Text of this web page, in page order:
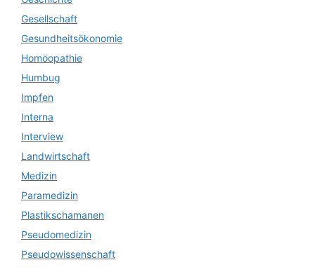
Gesellschaft
Gesundheitsökonomie
Homöopathie
Humbug
Impfen
Interna
Interview
Landwirtschaft
Medizin
Paramedizin
Plastikschamanen
Pseudomedizin
Pseudowissenschaft